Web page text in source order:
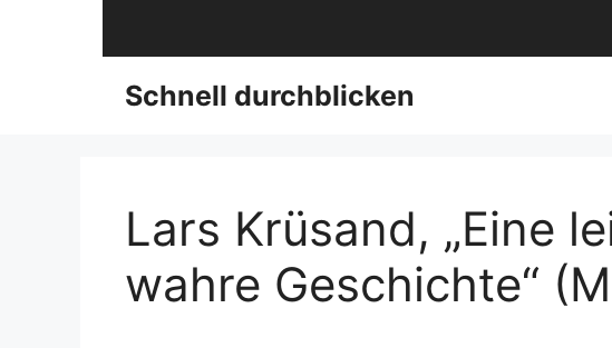
Schnell durchblicken
Lars Krüsand, „Eine
wahre Geschichte“